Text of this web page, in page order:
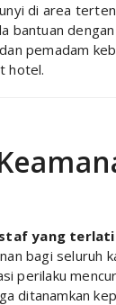
di area
bantuan
pemadam
hotel.
staf yang
bagi seluruh
perilaku
ditanamkan